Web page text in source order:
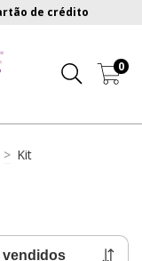
de crédito
0
> Kit